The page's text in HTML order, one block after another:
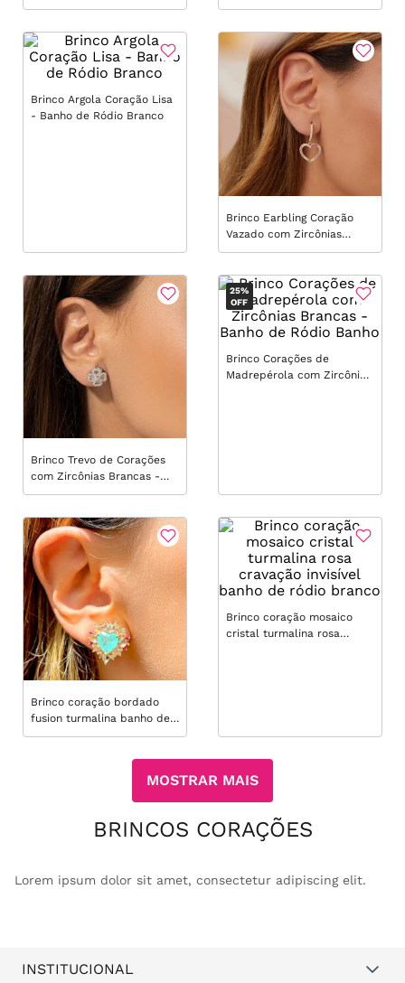
Banho de Ouro 18k
Brancas - Prata 925
Brinco Argola Coração Lisa
- Banho de Ródio Branco
Brinco Earbling Coração
Vazado com Zircônias
Coloridas - Banho de Ouro
Brinco Trevo de Corações
com Zircônias Brancas -
Prata 925
25%
OFF
Brinco Corações de
Madrepérola com Zircônias
Brinco coração bordado
fusion turmalina banho de
ouro 18k
Brinco coração mosaico
cristal turmalina rosa
MOSTRAR MAIS
BRINCOS CORAÇÕES
Lorem ipsum dolor sit amet, consectetur adipiscing elit.
INSTITUCIONAL